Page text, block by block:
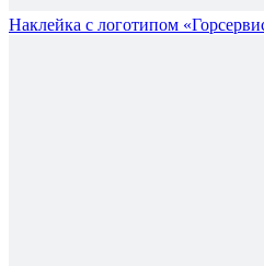
Наклейка с логотипом